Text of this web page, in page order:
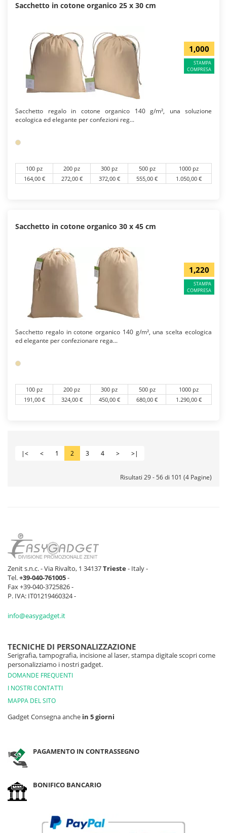
Sacchetto in cotone organico 25 x 30 cm
1,000
STAMPA
COMPRESA
Sacchetto regalo in cotone organico 140 g/m², una soluzione
ecologica ed elegante per confezioni reg...
100 pz 200 pz 300 pz 500 pz
1000 pz
164,00 €
272,00 € 372,00 € 555,00 € 1.050,00 €
Sacchetto in cotone organico 30 x 45 cm
1,220
STAMPA
COMPRESA
Sacchetto regalo in cotone organico 140 g/m², una scelta ecologica
ed elegante per confezionare rega...
100 pz 200 pz 300 pz 500 pz
1000 pz
191,00 €
324,00 € 450,00 € 680,00 € 1.290,00 €
|< < 1 2 3 4 > >|
Risultati 29 - 56 di 101 (4 Pagine)
Zenit s.n.c. - Via Rivalto, 1 34137Trieste- Italy -
Tel.+39-040-761005-
Fax +39-040-3725826 -
P. IVA: IT01219460324 -
info@easygadget.it
TECNICHE DI PERSONALIZZAZIONE
Serigrafia, tampografia, incisione al laser, stampa digitale scopri come
personalizziamo i nostri gadget.
DOMANDE FREQUENTI
I NOSTRI CONTATTI
MAPPA DEL SITO
Gadget Consegna anche in 5 giorni
PAGAMENTO IN CONTRASSEGNO
BONIFICO BANCARIO